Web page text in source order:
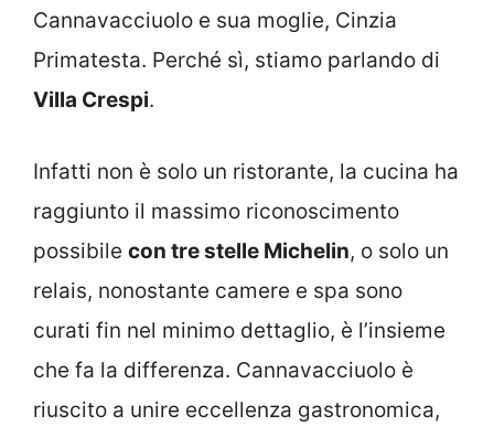
Cannavacciuolo e sua moglie, Cinzia
Primatesta. Perché sì, stiamo parlando di
Villa Crespi.
Infatti non è solo un ristorante, la cucina ha
raggiunto il massimo riconoscimento
possibile con tre stelle Michelin, o solo un
relais, nonostante camere e spa sono
curati fin nel minimo dettaglio, è l’insieme
che fa la differenza. Cannavacciuolo è
riuscito a unire eccellenza gastronomica,